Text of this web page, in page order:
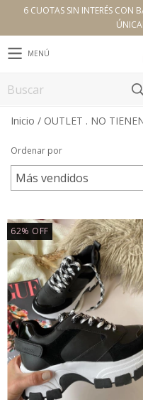
6 CUOTAS SIN INTERÉS CON
MENÚ
Inicio / OUTLET . NO
Ordenar por
62% OFF